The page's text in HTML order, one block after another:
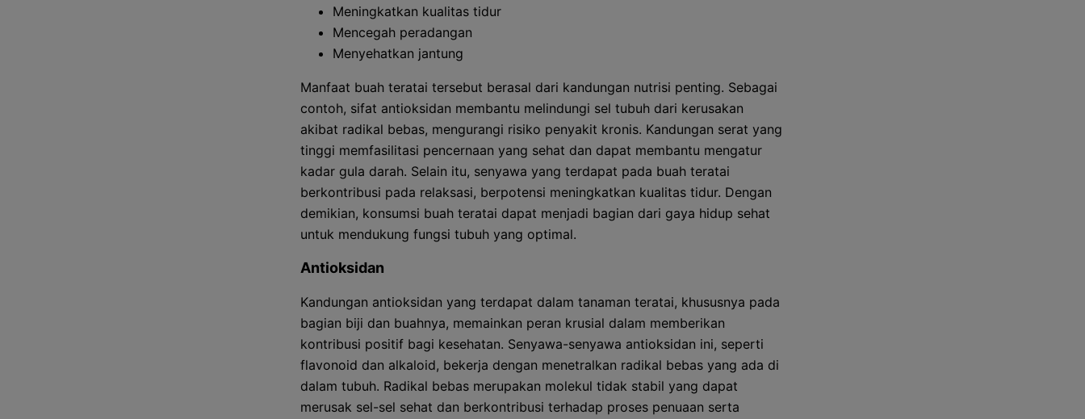
Meningkatkan kualitas tidur
Mencegah peradangan
Menyehatkan jantung
Manfaat buah teratai tersebut berasal dari kandungan nutrisi penting. Sebagai
contoh, sifat antioksidan membantu melindungi sel tubuh dari kerusakan
akibat radikal bebas, mengurangi risiko penyakit kronis. Kandungan serat yang
tinggi memfasilitasi pencernaan yang sehat dan dapat membantu mengatur
kadar gula darah. Selain itu, senyawa yang terdapat pada buah teratai
berkontribusi pada relaksasi, berpotensi meningkatkan kualitas tidur. Dengan
demikian, konsumsi buah teratai dapat menjadi bagian dari gaya hidup sehat
untuk mendukung fungsi tubuh yang optimal.
Antioksidan
Kandungan antioksidan yang terdapat dalam tanaman teratai, khususnya pada
bagian biji dan buahnya, memainkan peran krusial dalam memberikan
kontribusi positif bagi kesehatan. Senyawa-senyawa antioksidan ini, seperti
flavonoid dan alkaloid, bekerja dengan menetralkan radikal bebas yang ada di
dalam tubuh. Radikal bebas merupakan molekul tidak stabil yang dapat
merusak sel-sel sehat dan berkontribusi terhadap proses penuaan serta